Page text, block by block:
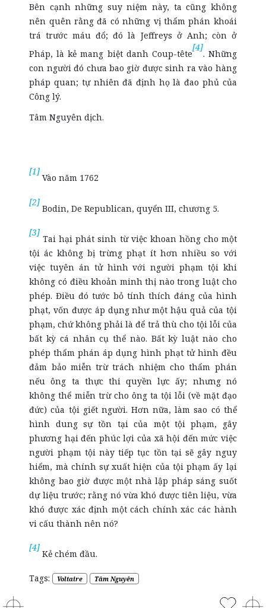
Bên cạnh những suy niệm này, ta cũng không
nên quên rằng đã có những vị thẩm phán khoái
trá trước máu đổ; đó là Jeffreys ở Anh; còn ở
Pháp, là kẻ mang biệt danh Coup-tête
[4]
. Những
con người đó chưa bao giờ được sinh ra vào hàng
pháp quan; tự nhiên đã định họ là đao phủ của
Công lý.
Tâm Nguyên dịch.
[1]
Vào năm 1762
[2]
Bodin, De Republican, quyển III, chương 5.
[3]
Tai hại phát sinh từ việc khoan hồng cho một
tội ác không bị trừng phạt ít hơn nhiều so với
việc tuyên án tử hình với người phạm tội khi
không có điều khoản minh thị nào trong luật cho
phép. Điều đó tước bỏ tính thích đáng của hình
phạt, vốn được áp dụng như một hậu quả của tội
phạm, chứ không phải là để trả thù cho tội lỗi của
bất kỳ cá nhân cụ thể nào. Bất kỳ luật nào cho
phép thẩm phán áp dụng hình phạt tử hình đều
đảm bảo miễn trừ trách nhiệm cho thẩm phán
nếu ông ta thực thi quyền lực ấy; nhưng nó
không thể miễn trừ cho ông ta tội lỗi (về mặt đạo
đức) của tội giết người. Hơn nữa, làm sao có thể
hình dung sự tồn tại của một tội phạm, gây
phương hại đến phúc lợi của xã hội đến mức việc
người phạm tội này tiếp tục tồn tại sẽ gây nguy
hiểm, mà chính sự xuất hiện của tội phạm ấy lại
không bao giờ được một nhà lập pháp sáng suốt
dự liệu trước; rằng nó vừa khó được tiên liệu, vừa
khó được xác định một cách chính xác các hành
vi cấu thành nên nó?
[4]
Kẻ chém đầu.
Tags: Voltaire Tâm Nguyên